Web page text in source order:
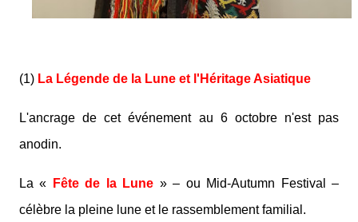
(1) La Légende de la Lune et l'Héritage Asiatique
L'ancrage de cet événement au 6 octobre n'est pas
anodin.
La « Fête de la Lune » – ou Mid-Autumn Festival –
célèbre la pleine lune et le rassemblement familial.